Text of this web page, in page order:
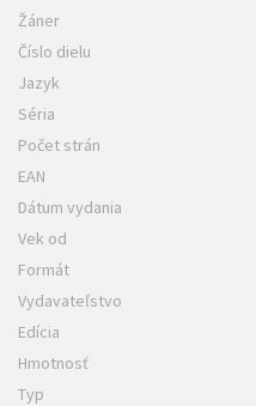
Žáner
Číslo dielu
Jazyk
Séria
Počet strán
EAN
Dátum vydania
Vek od
Formát
Vydavateľstvo
Edícia
Hmotnosť
Typ